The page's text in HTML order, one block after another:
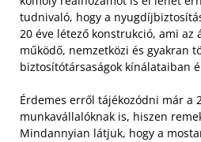
tudnivaló, hogy a
20 éve létező konstrukció, ami
működő, nemzetközi és gyakran
biztosítótársaságok kínálataiban
Érdemes erről tájékozódni már a
munkavállalóknak is, hiszen
Mindannyian látjuk, hogy a